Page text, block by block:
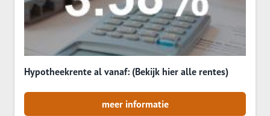
Hypotheekrente al vanaf: (Bekijk hier alle rentes)
meer informatie